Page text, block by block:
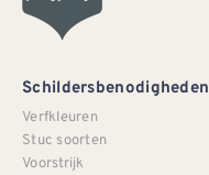
Schildersbenodigheden
Verfkleuren
Stuc soorten
Voorstrijk